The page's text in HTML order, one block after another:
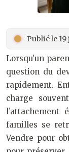
Publié le
Lorsqu’un
question du
rapidement.
charge
l’attachement
familles se
Vendre pour